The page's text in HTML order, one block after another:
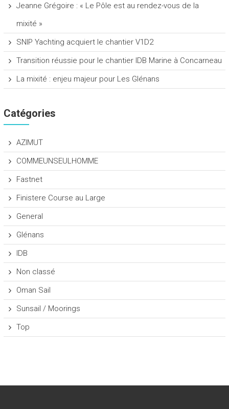
Jeanne Grégoire : « Le Pôle est au rendez-vous de la
mixité »
SNIP Yachting acquiert le chantier V1D2
Transition réussie pour le chantier IDB Marine à Concarneau
La mixité : enjeu majeur pour Les Glénans
Catégories
AZIMUT
COMMEUNSEULHOMME
Fastnet
Finistere Course au Large
General
Glénans
IDB
Non classé
Oman Sail
Sunsail / Moorings
Top